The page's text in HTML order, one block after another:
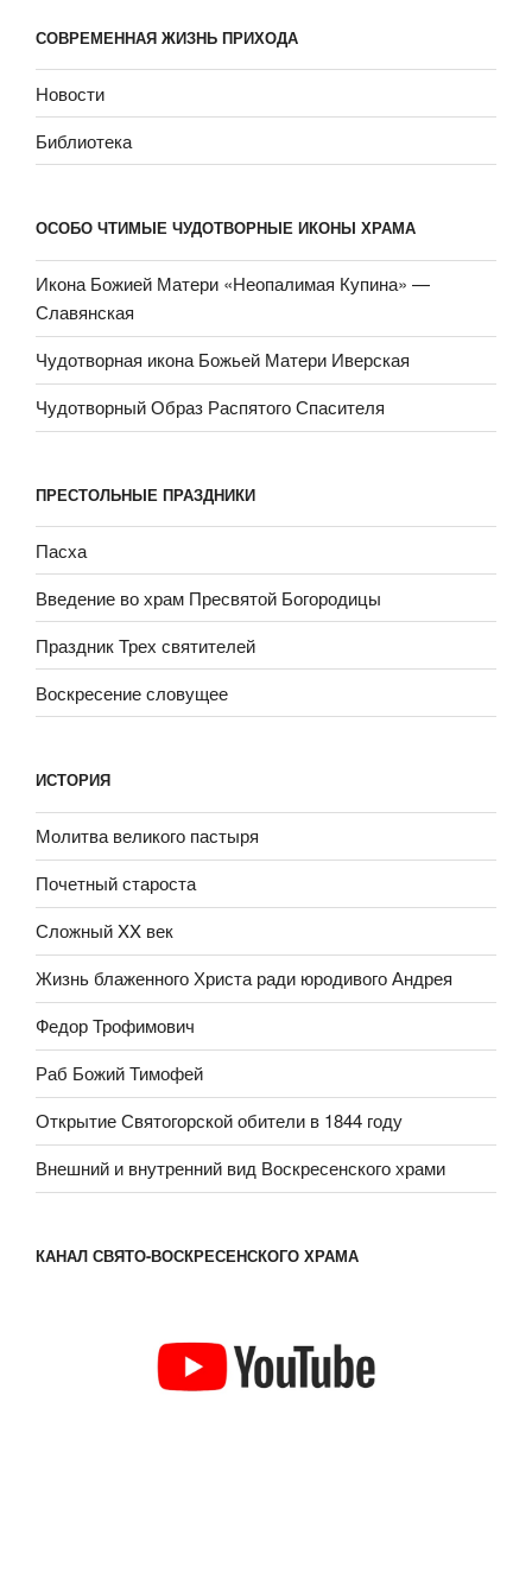
СОВРЕМЕННАЯ ЖИЗНЬ ПРИХОДА
Новости
Библиотека
ОСОБО ЧТИМЫЕ ЧУДОТВОРНЫЕ ИКОНЫ ХРАМА
Икона Божией Матери «Неопали­мая Купина» —
Славянская
Чудотворная икона Божьей Матери Иверская
Чудотворный Образ Распятого Спасителя
ПРЕСТОЛЬНЫЕ ПРАЗДНИКИ
Пасха
Введение во храм Пресвятой Богородицы
Праздник Трех святителей
Воскресение словущее
ИСТОРИЯ
Молитва великого пастыря
Почетный староста
Сложный XX век
Жизнь блаженного Христа ради юродивого Андрея
Федор Трофимович
Раб Божий Тимофей
Открытие Святогорской обители в 1844 году
Внешний и внутренний вид Воскресенского храми
КАНАЛ СВЯТО-ВОСКРЕСЕНСКОГО ХРАМА